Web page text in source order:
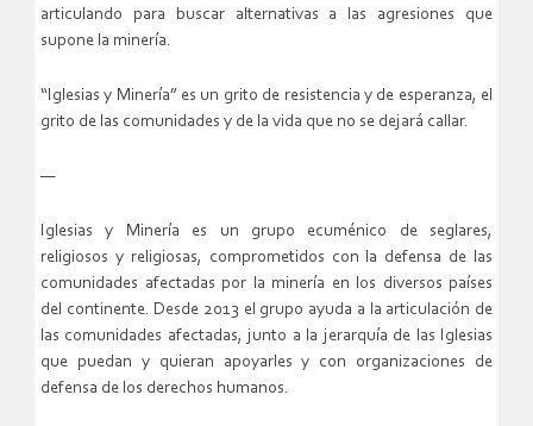
articulando para buscar alternativas a las agresiones que
supone la minería.
“Iglesias y Minería” es un grito de resistencia y de esperanza, el
grito de las comunidades y de la vida que no se dejará callar.
—
Iglesias y Minería es un grupo ecuménico de seglares,
religiosos y religiosas, comprometidos con la defensa de las
comunidades afectadas por la minería en los diversos países
del continente. Desde 2013 el grupo ayuda a la articulación de
las comunidades afectadas, junto a la jerarquía de las Iglesias
que puedan y quieran apoyarles y con organizaciones de
defensa de los derechos humanos.